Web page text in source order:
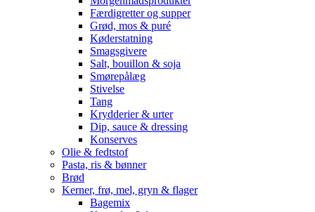
Færdigretter og supper
Grød, mos & puré
Køderstatning
Smagsgivere
Salt, bouillon & soja
Smørepålæg
Stivelse
Tang
Krydderier & urter
Dip, sauce & dressing
Konserves
Olie & fedtstof
Pasta, ris & bønner
Brød
Kerner, frø, mel, gryn & flager
Bagemix